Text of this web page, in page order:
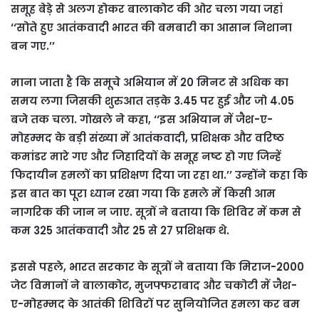
समूह बेड़े से अलग होकर बालाकोट की ओर चला गया जहां
‘‘सोते हुए आतंकवादी भारत की बमबारी का आसान निशाना
बन गए.’’
माना जाता है कि समूचे अभियान में 20 मिनट से अधिक का
समय लगा जिसकी शुरुआत तड़के 3.45 पर हुई और जो 4.05
बजे तक चला. गोखले ने कहा, ‘‘इस अभियान में जैश-ए-
मोहम्मद के बड़ी संख्या में आतंकवादी, प्रशिक्षक और वरिष्ठ
कमांडर मारे गए और जिहादियों के समूह नष्ट हो गए जिन्हें
फिदायीन हमलों का प्रशिक्षण दिया जा रहा था.’’ उन्होंने कहा कि
इस बात का पूरा ध्यान रखा गया कि हमले में किसी आम
नागरिक की जान न जाए. सूत्रों ने बताया कि शिविर में कम से
कम 325 आतंकवादी और 25 से 27 प्रशिक्षक थे.
इससे पहले, भारत सरकार के सूत्रों ने बताया कि मिराज-2000
जेट विमानों ने बालाकोट, मुजफ्फराबाद और चकोटी में जैश-
ए-मोहम्मद के आतंकी शिविरों पर सुनियोजित हमला कर बम